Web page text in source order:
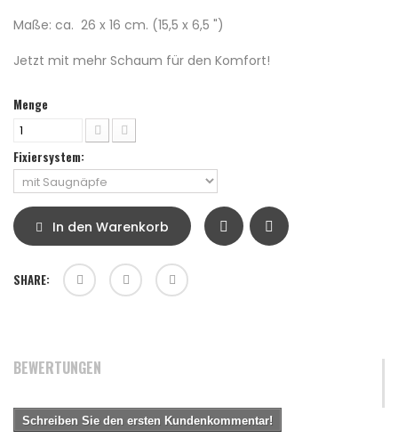
Maße: ca. 26 x 16 cm. (15,5 x 6,5 ")
Jetzt mit mehr Schaum für den Komfort!
Menge
Fixiersystem:
In den Warenkorb
SHARE:
BEWERTUNGEN
Schreiben Sie den ersten Kundenkommentar!